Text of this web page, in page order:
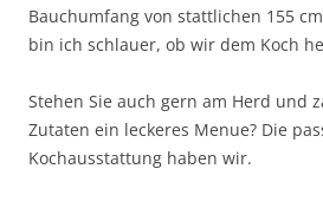
Bauchumfang von stattlichen 155
bin ich schlauer, ob wir dem Koch
Stehen Sie auch gern am Herd und
Zutaten ein leckeres Menue? Die
Kochausstattung haben wir.